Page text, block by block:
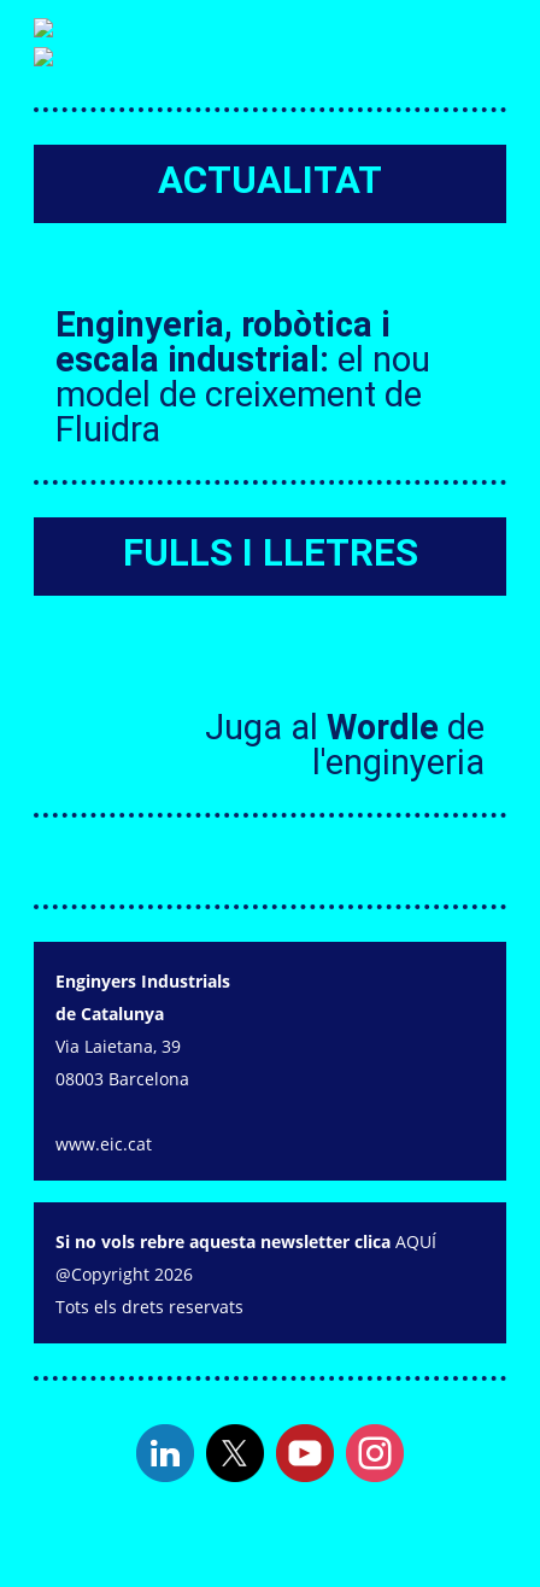
ACTUALITAT
Enginyeria, robòtica i
escala industrial: el nou
model de creixement de
Fluidra
FULLS I LLETRES
Juga al Wordle de
l'enginyeria
Enginyers Industrials
de Catalunya
Via Laietana, 39
08003 Barcelona
www.eic.cat
Si no vols rebre aquesta newsletter clica AQUÍ
@Copyright 2026
Tots els drets reservats